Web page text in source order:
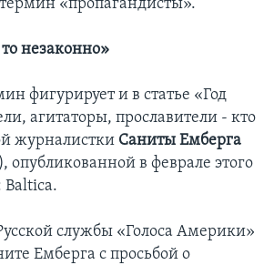
«пропагандисты».
незаконно»
фигурирует и в статье «Год
агитаторы, прославители - кто
журналистки Саниты Емберга
опубликованной в феврале этого
Baltica.
службы «Голоса Америки»
Емберга с просьбой о